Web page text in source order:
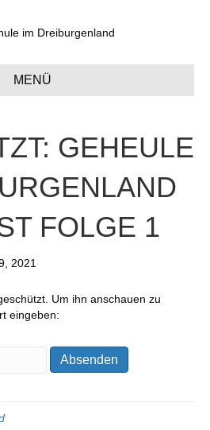
MENÜ
GEHEULE
FOLGE 1
2021
Um ihn anschauen zu
eingeben: